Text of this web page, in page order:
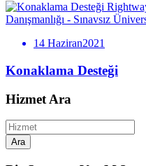
Danışmanlığı - Sınavsız
14 Haziran2021
Konaklama Desteği
Hizmet Ara
Ara